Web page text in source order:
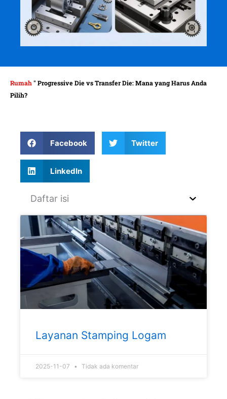
Rumah "Progressive Die vs Transfer Die: Mana yang Harus Anda
Pilih?
Facebook Twitter
LinkedIn
Daftar isi
Layanan Stamping Logam
2025-11-07 Tidak ada komentar